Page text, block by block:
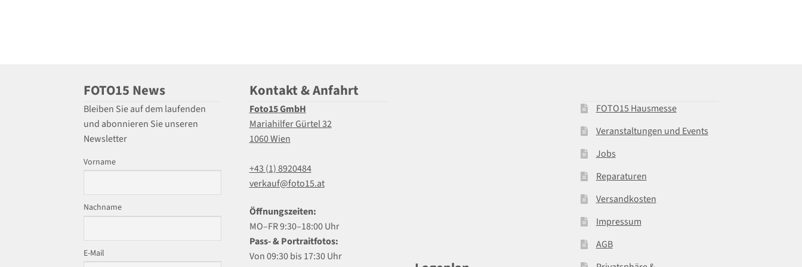
FOTO15 News
Bleiben Sie auf dem laufenden
und abonnieren Sie unseren
Newsletter
Vorname
Nachname
E-Mail
Kontakt & Anfahrt
Foto15 GmbH
Mariahilfer Gürtel 32
1060 Wien
+43 (1) 8920484
verkauf@foto15.at
Öffnungszeiten:
MO–FR 9:30–18:00 Uhr
Pass- & Portraitfotos:
Von 09:30 bis 17:30 Uhr
FOTO15 Hausmesse
Veranstaltungen und Events
Jobs
Reparaturen
Versandkosten
Impressum
AGB